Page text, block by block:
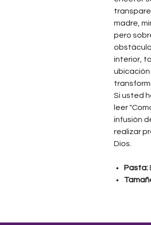
madre,
pero
interior,
ubicación
Si usted
leer
infusión
realizar
Dios.
Pasta: